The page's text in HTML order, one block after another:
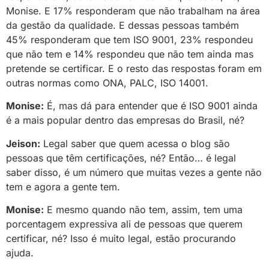
Monise. E 17% responderam que não trabalham na área
da gestão da qualidade. E dessas pessoas também
45% responderam que tem ISO 9001, 23% respondeu
que não tem e 14% respondeu que não tem ainda mas
pretende se certificar. E o resto das respostas foram em
outras normas como ONA, PALC, ISO 14001.
Monise: É, mas dá para entender que é ISO 9001 ainda
é a mais popular dentro das empresas do Brasil, né?
Jeison: Legal saber que quem acessa o blog são
pessoas que têm certificações, né? Então… é legal
saber disso, é um número que muitas vezes a gente não
tem e agora a gente tem.
Monise: E mesmo quando não tem, assim, tem uma
porcentagem expressiva ali de pessoas que querem
certificar, né? Isso é muito legal, estão procurando
ajuda.